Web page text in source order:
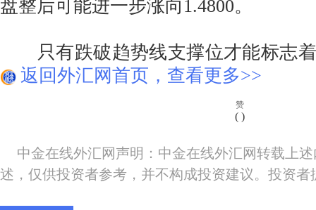
盘整后可能进一步涨向1.4800。
只有跌破趋势线支撑位才能标志着
返回外汇网首页，查看更多>>
赞
( )
中金在线外汇网声明：中金在线外汇网转载上
述，仅供投资者参考，并不构成投资建议。投资